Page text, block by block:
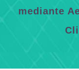
mediante